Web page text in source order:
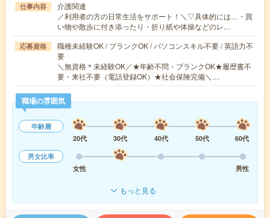
仕事内容
介護関連
／利用者の方の日常生活をサポート！＼▽具体的には…・買
い物や散歩に付き添ったり・折り紙や体操などのレ…
応募資格
職種未経験OK / ブランクOK / パソコンスキル不要 / 英語力不
要
＼無資格＊未経験OK／★年齢不問・ブランクOK★履歴書不
要・来社不要（電話登録OK）★社会保険完備＼…
職場の雰囲気
年齢層
20代
30代 40代 50代
60代
男女比率
女性
男性
もっと見る